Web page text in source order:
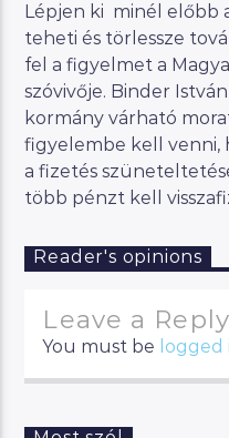
Lépjen ki minél előbb
teheti és törlessze
fel a figyelmet a
szóvivője. Binder
kormány várható
figyelembe kell venni,
a fizetés
több pénzt kell
Reader's opinions
Leave a Reply
You must be logged